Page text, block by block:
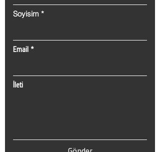
Soyisim
Email
İleti